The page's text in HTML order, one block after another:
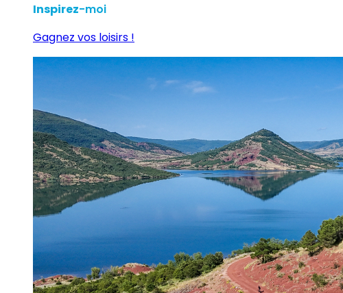
Inspirez-moi
Gagnez vos loisirs !